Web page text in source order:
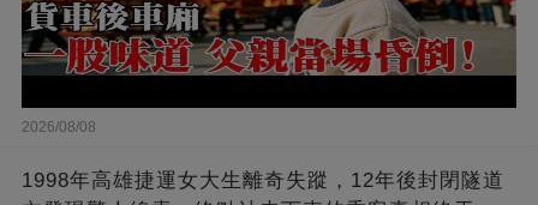
2026/08/08
1998年高雄捷運女大生離奇失蹤，12年後封閉隧道